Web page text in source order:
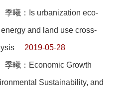
季曦：Is urbanization eco-
and land use cross-
2019-05-28
季曦：Economic Growth
Sustainability, and